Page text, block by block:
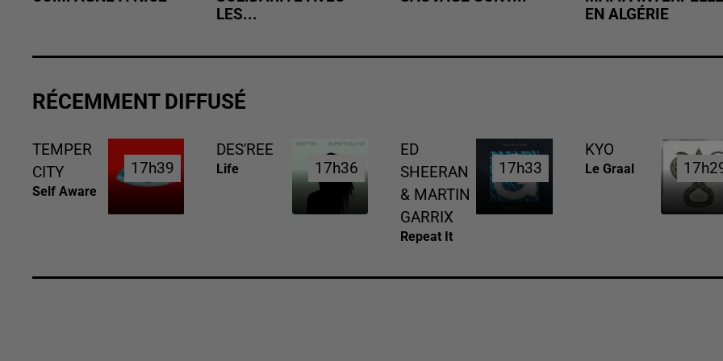
LES...
EN ALGÉRIE
RÉCEMMENT DIFFUSÉ
TEMPER
CITY
Self Aware
17h39
17h39
DES'REE
Life 17h36
17h36
ED
SHEERAN
& MARTIN
GARRIX
Repeat It
17h33
17h33
KYO
Le Graal